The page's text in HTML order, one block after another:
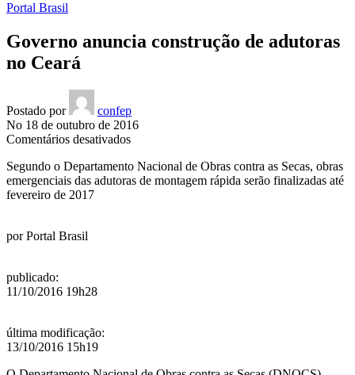
Portal Brasil
Governo anuncia construção de adutoras
no Ceará
Postado por
confep
No 18 de outubro de 2016
Comentários desativadosem
anuncia
construção
Segundo o Departamento Nacional de Obras contra as Secas, obras
emergenciais das adutoras de montagem rápida serão finalizadas até
fevereiro de 2017
porPortal Brasil
publicado:
11/10/2016 19h28
última modificação:
13/10/2016 15h19